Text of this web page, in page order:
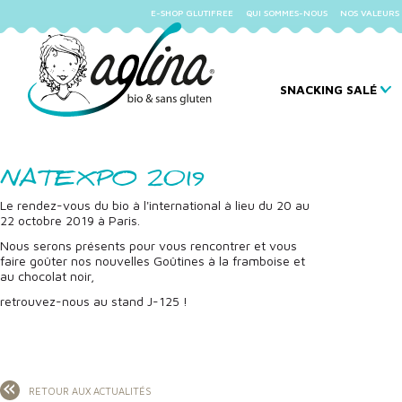
E-SHOP GLUTIFREE QUI SOMMES-NOUS NOS VALEURS
SNACKING SALÉ
NATEXPO 2019
Le rendez-vous du bio à l'international à lieu du 20 au
22 octobre 2019 à Paris.
Nous serons présents pour vous rencontrer et vous
faire goûter nos nouvelles Goûtines à la framboise et
au chocolat noir,
retrouvez-nous au stand J-125 !
RETOUR AUX ACTUALITÉS